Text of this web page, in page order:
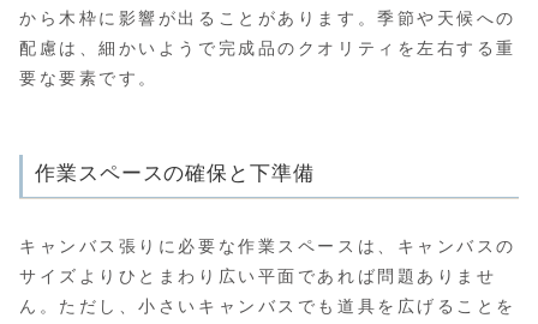
から木枠に影響が出ることがあります。季節や天候への
配慮は、細かいようで完成品のクオリティを左右する重
要な要素です。
作業スペースの確保と下準備
キャンバス張りに必要な作業スペースは、キャンバスの
サイズよりひとまわり広い平面であれば問題ありませ
ん。ただし、小さいキャンバスでも道具を広げることを